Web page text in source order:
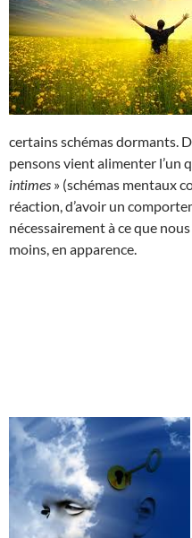
certains schémas dormants.
pensons vient alimenter l’un
intimes » (schémas mentaux
réaction, d’avoir un
nécessairement à ce que
moins, en apparence.